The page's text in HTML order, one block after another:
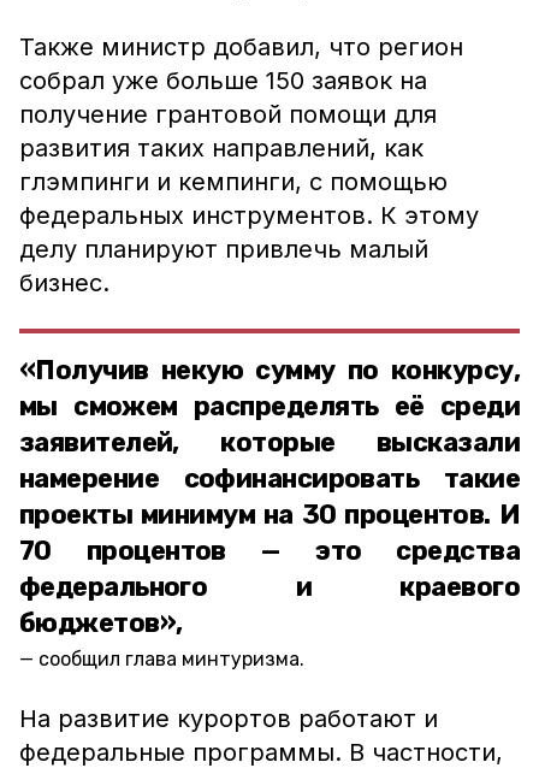
Также министр добавил, что регион
собрал уже больше 150 заявок на
получение грантовой помощи для
развития таких направлений, как
глэмпинги и кемпинги, с помощью
федеральных инструментов. К этому
делу планируют привлечь малый
бизнес.
«Получив некую сумму по конкурсу,
мы сможем распределять её среди
заявителей, которые высказали
намерение софинансировать такие
проекты минимум на 30 процентов. И
70 процентов — это средства
федерального и краевого
бюджетов»,
сообщил глава минтуризма.
На развитие курортов работают и
федеральные программы. В частности,